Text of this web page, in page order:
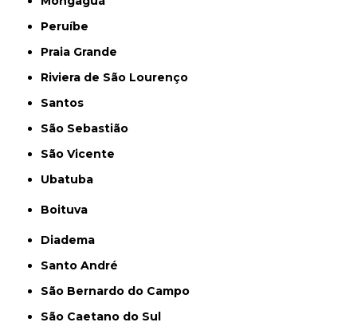
Peruíbe
Praia Grande
Riviera de São Lourenço
Santos
São Sebastião
São Vicente
Ubatuba
Boituva
Diadema
Santo André
São Bernardo do Campo
São Caetano do Sul